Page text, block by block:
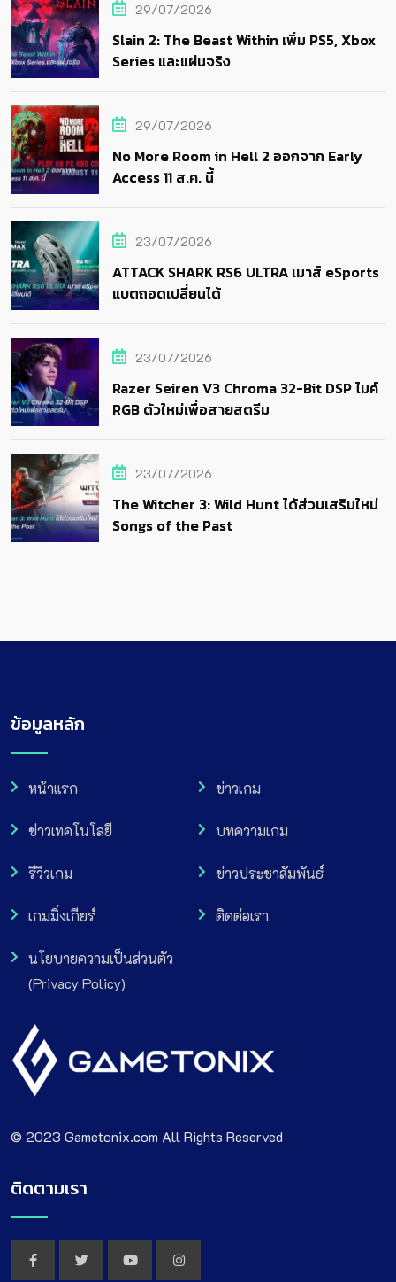
29/07/2026
Slain 2: The Beast Within เพิ่ม PS5, Xbox
Series และแผ่นจริง
29/07/2026
No More Room in Hell 2 ออกจาก Early
Access 11 ส.ค. นี้
23/07/2026
ATTACK SHARK RS6 ULTRA เมาส์ eSports
แบตถอดเปลี่ยนได้
23/07/2026
Razer Seiren V3 Chroma 32-Bit DSP ไมค์
RGB ตัวใหม่เพื่อสายสตรีม
23/07/2026
The Witcher 3: Wild Hunt ได้ส่วนเสริมใหม่
Songs of the Past
ข้อมูลหลัก
หน้าแรก ข่าวเกม
ข่าวเทคโนโลยี บทความเกม
รีวิวเกม ข่าวประชาสัมพันธ์
เกมมิ่งเกียร์ ติดต่อเรา
นโยบายความเป็นส่วนตัว
(Privacy Policy)
© 2023 Gametonix.com All Rights Reserved
ติดตามเรา